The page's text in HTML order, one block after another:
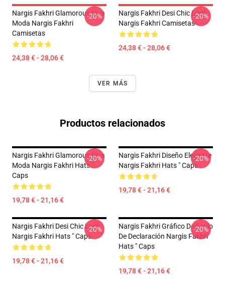
Nargis Fakhri Glamorous Diva
Moda Nargis Fakhri
Camisetas
24,38 € - 28,06 €
-20%
Nargis Fakhri Desi Chic Look
Nargis Fakhri Camisetas
24,38 € - 28,06 €
-20%
VER MÁS
Productos relacionados
Nargis Fakhri Glamorous Diva
Moda Nargis Fakhri Hats "
Caps
19,78 € - 21,16 €
-20%
Nargis Fakhri Diseño Elegante
Nargis Fakhri Hats " Caps
19,78 € - 21,16 €
-20%
Nargis Fakhri Desi Chic Look
Nargis Fakhri Hats " Caps
19,78 € - 21,16 €
-20%
Nargis Fakhri Gráfico De Estilo
De Declaración Nargis Fakhri
Hats " Caps
19,78 € - 21,16 €
-20%